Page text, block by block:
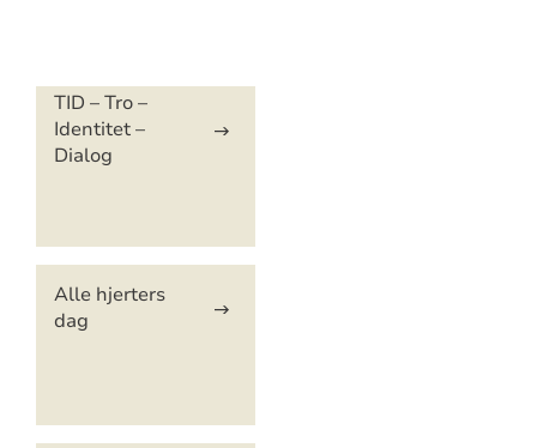
Artikkelsnarveger
TID – Tro –
Identitet –
Dialog
Alle hjerters
dag